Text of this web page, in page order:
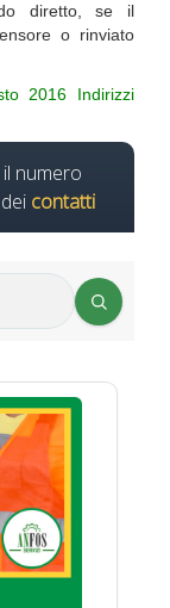
diretto, se il
o rinviato
2016 Indirizzi
numero
contatti